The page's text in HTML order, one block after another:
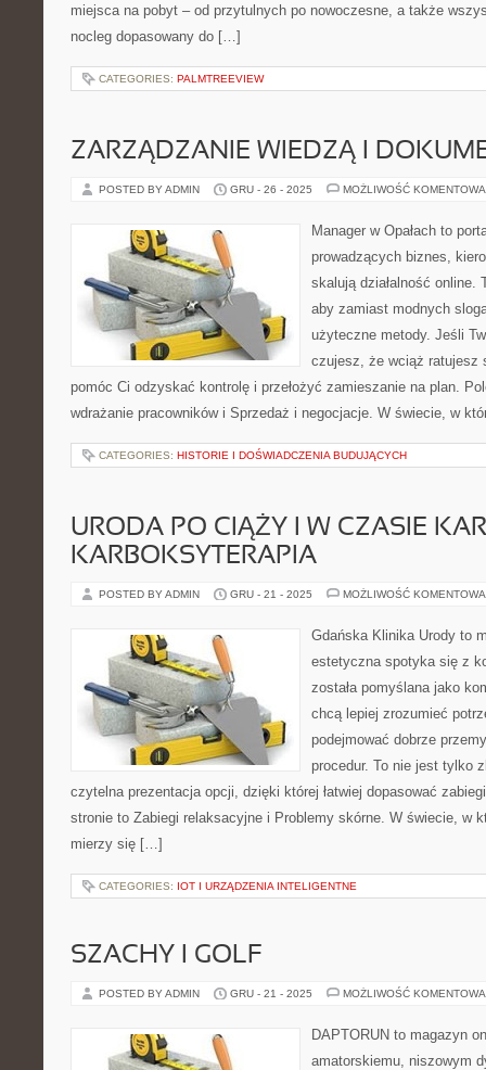
miejsca na pobyt – od przytulnych po nowoczesne, a także
nocleg dopasowany do […]
CATEGORIES: PALMTREEVIEW
ZARZĄDZANIE WIEDZĄ I
POSTED BY ADMIN GRU - 26 - 2025 MOŻLIWOŚĆ
Manager w Opałach to
prowadzących biznes,
skalują działalność online.
aby zamiast modnych
użyteczne metody. Jeśli
czujesz, że wciąż ratujesz
pomóc Ci odzyskać kontrolę i przełożyć zamieszanie na plan.
wdrażanie pracowników i Sprzedaż i negocjacje. W świecie, w
CATEGORIES: HISTORIE I DOŚWIADCZENIA BUDUJĄCYCH
URODA PO CIĄŻY I W CZASIE
KARBOKSYTERAPIA
POSTED BY ADMIN GRU - 21 - 2025 MOŻLIWOŚĆ
Gdańska Klinika Urody to
estetyczna spotyka się z
została pomyślana jako
chcą lepiej zrozumieć
podejmować dobrze
procedur. To nie jest tylko
czytelna prezentacja opcji, dzięki której łatwiej dopasować
stronie to Zabiegi relaksacyjne i Problemy skórne. W świecie, w
mierzy się […]
CATEGORIES: IOT I URZĄDZENIA INTELIGENTNE
SZACHY I GOLF
POSTED BY ADMIN GRU - 21 - 2025 MOŻLIWOŚĆ
DAPTORUN to magazyn
amatorskiemu, niszowym